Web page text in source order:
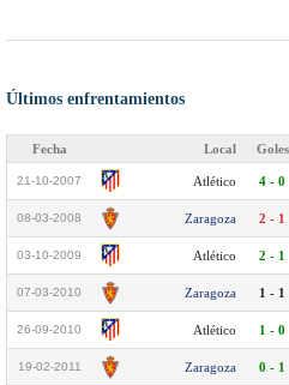
Últimos enfrentamientos
Fecha Local Goles
21-10-2007 Atlético 4 - 0
08-03-2008 Zaragoza 2 - 1
03-10-2009 Atlético 2 - 1
07-03-2010 Zaragoza 1 - 1
26-09-2010 Atlético 1 - 0
19-02-2011 Zaragoza 0 - 1